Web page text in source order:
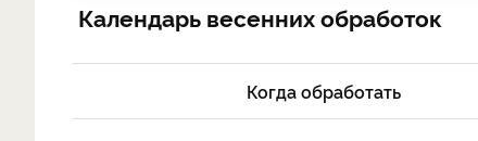
Календарь весенних обработок
Когда обработать